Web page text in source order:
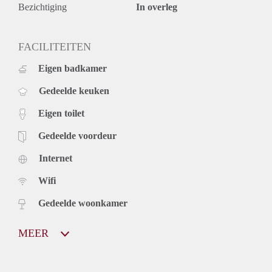
events going on.
Bezichtiging In overleg
FACILITEITEN
Eigen badkamer
Gedeelde keuken
Eigen toilet
Gedeelde voordeur
Internet
Wifi
Gedeelde woonkamer
MEER